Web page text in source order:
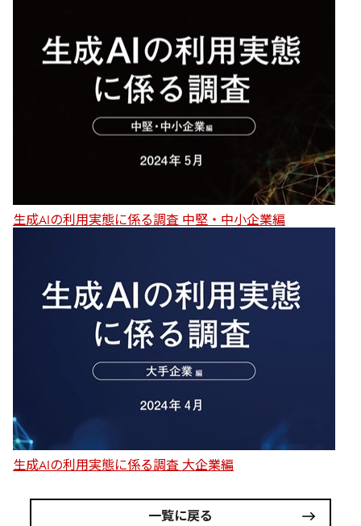
生成AIの利用実態に係る調査 中堅・中小企業編
生成AIの利用実態に係る調査 大企業編
一覧に戻る